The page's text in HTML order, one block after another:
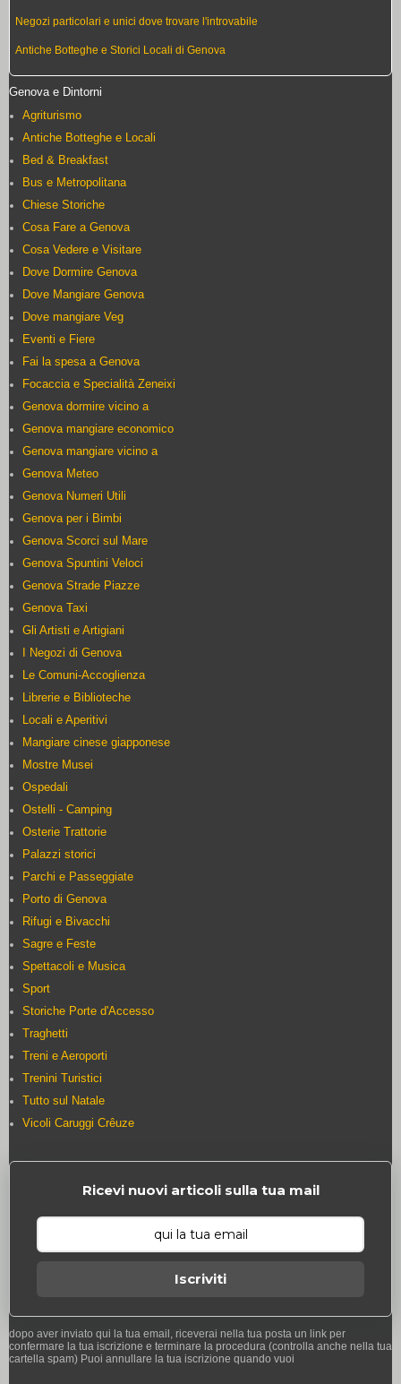
Negozi particolari e unici dove trovare l'introvabile
Antiche Botteghe e Storici Locali di Genova
Genova e Dintorni
Agriturismo
Antiche Botteghe e Locali
Bed & Breakfast
Bus e Metropolitana
Chiese Storiche
Cosa Fare a Genova
Cosa Vedere e Visitare
Dove Dormire Genova
Dove Mangiare Genova
Dove mangiare Veg
Eventi e Fiere
Fai la spesa a Genova
Focaccia e Specialità Zeneixi
Genova dormire vicino a
Genova mangiare economico
Genova mangiare vicino a
Genova Meteo
Genova Numeri Utili
Genova per i Bimbi
Genova Scorci sul Mare
Genova Spuntini Veloci
Genova Strade Piazze
Genova Taxi
Gli Artisti e Artigiani
I Negozi di Genova
Le Comuni-Accoglienza
Librerie e Biblioteche
Locali e Aperitivi
Mangiare cinese giapponese
Mostre Musei
Ospedali
Ostelli - Camping
Osterie Trattorie
Palazzi storici
Parchi e Passeggiate
Porto di Genova
Rifugi e Bivacchi
Sagre e Feste
Spettacoli e Musica
Sport
Storiche Porte d'Accesso
Traghetti
Treni e Aeroporti
Trenini Turistici
Tutto sul Natale
Vicoli Caruggi Crêuze
Ricevi nuovi articoli sulla tua mail
Iscriviti
dopo aver inviato qui la tua email, riceverai nella tua posta un link per
confermare la tua iscrizione e terminare la procedura (controlla anche nella tua
cartella spam) Puoi annullare la tua iscrizione quando vuoi